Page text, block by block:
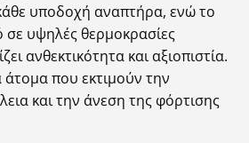
κάθε υποδοχή αναπτήρα, ενώ το
σε υψηλές θερμοκρασίες
ανθεκτικότητα και αξιοπιστία.
άτομα που εκτιμούν την
και την άνεση της φόρτισης